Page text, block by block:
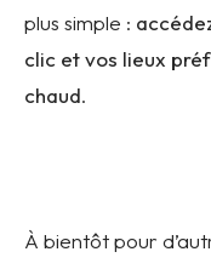
plus simple :
clic et vos lieux
chaud.
À bientôt pour